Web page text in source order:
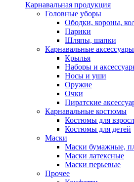
Карнавальная продукция
Головные уборы
Ободки, короны,
Парики
Шляпы, шапки
Карнавальные аксессуары
Крылья
Наборы и
Носы и уши
Оружие
Очки
Пиратские
Карнавальные костюмы
Костюмы для
Костюмы для детей
Маски
Маски бумажные,
Маски латексные
Маски перьевые
Прочее